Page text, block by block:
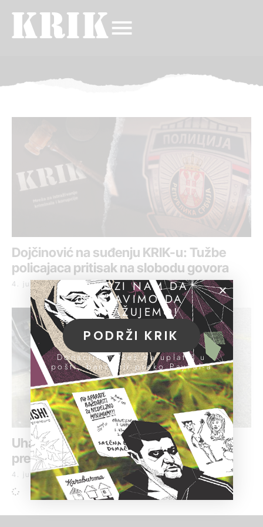
Dojčinović na suđenju KRIK-u: Tužbe
policajaca pritisak na slobodu govora
4. jul 2022.
Uhapšen policajac, preko granice
prenosio 23 kilograma marihuane
4. jul 2022.
POMOZI NAM DA
NASTAVIMO DA
ISTRAŽUJEMO!
PODRŽI KRIK
Donacije možeš da uplatiš u
pošti, banci ili preko PayPal-a